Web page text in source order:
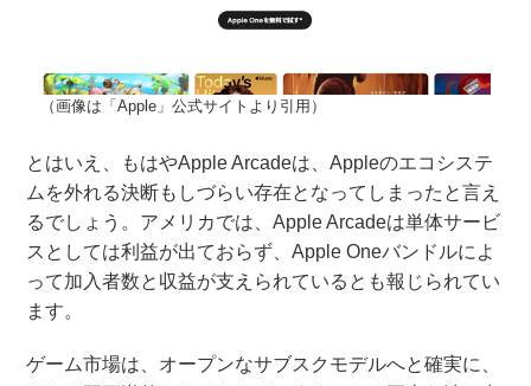
（画像は「Apple」公式サイトより引用）
とはいえ、もはやApple Arcadeは、Appleのエコシステ
ムを外れる決断もしづらい存在となってしまったと言え
るでしょう。アメリカでは、Apple Arcadeは単体サービ
スとしては利益が出ておらず、Apple Oneバンドルによ
って加入者数と収益が支えられているとも報じられてい
ます。
ゲーム市場は、オープンなサブスクモデルへと確実に、